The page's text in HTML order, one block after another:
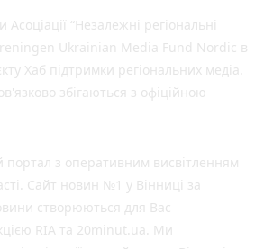
“Незалежні регіональні
Ukrainian Media Fund Nordic в
Хаб підтримки регіональних медіа.
збігаються з офіційною
з оперативним висвітленням
Сайт новин №1 у Вінниці за
створюються для Вас
RIA та 20minut.ua. Ми